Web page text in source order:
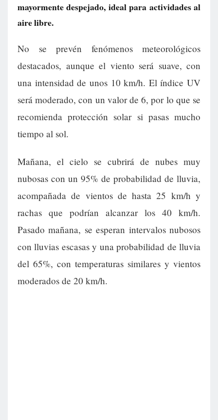
mayormente despejado, ideal para actividades al
aire libre.
No se prevén fenómenos meteorológicos
destacados, aunque el viento será suave, con
una intensidad de unos 10 km/h. El índice UV
será moderado, con un valor de 6, por lo que se
recomienda protección solar si pasas mucho
tiempo al sol.
Mañana, el cielo se cubrirá de nubes muy
nubosas con un 95% de probabilidad de lluvia,
acompañada de vientos de hasta 25 km/h y
rachas que podrían alcanzar los 40 km/h.
Pasado mañana, se esperan intervalos nubosos
con lluvias escasas y una probabilidad de lluvia
del 65%, con temperaturas similares y vientos
moderados de 20 km/h.